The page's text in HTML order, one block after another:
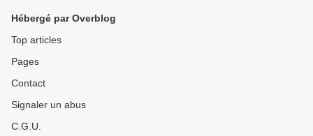
Hébergé par Overblog
Top articles
Pages
Contact
Signaler un abus
C.G.U.